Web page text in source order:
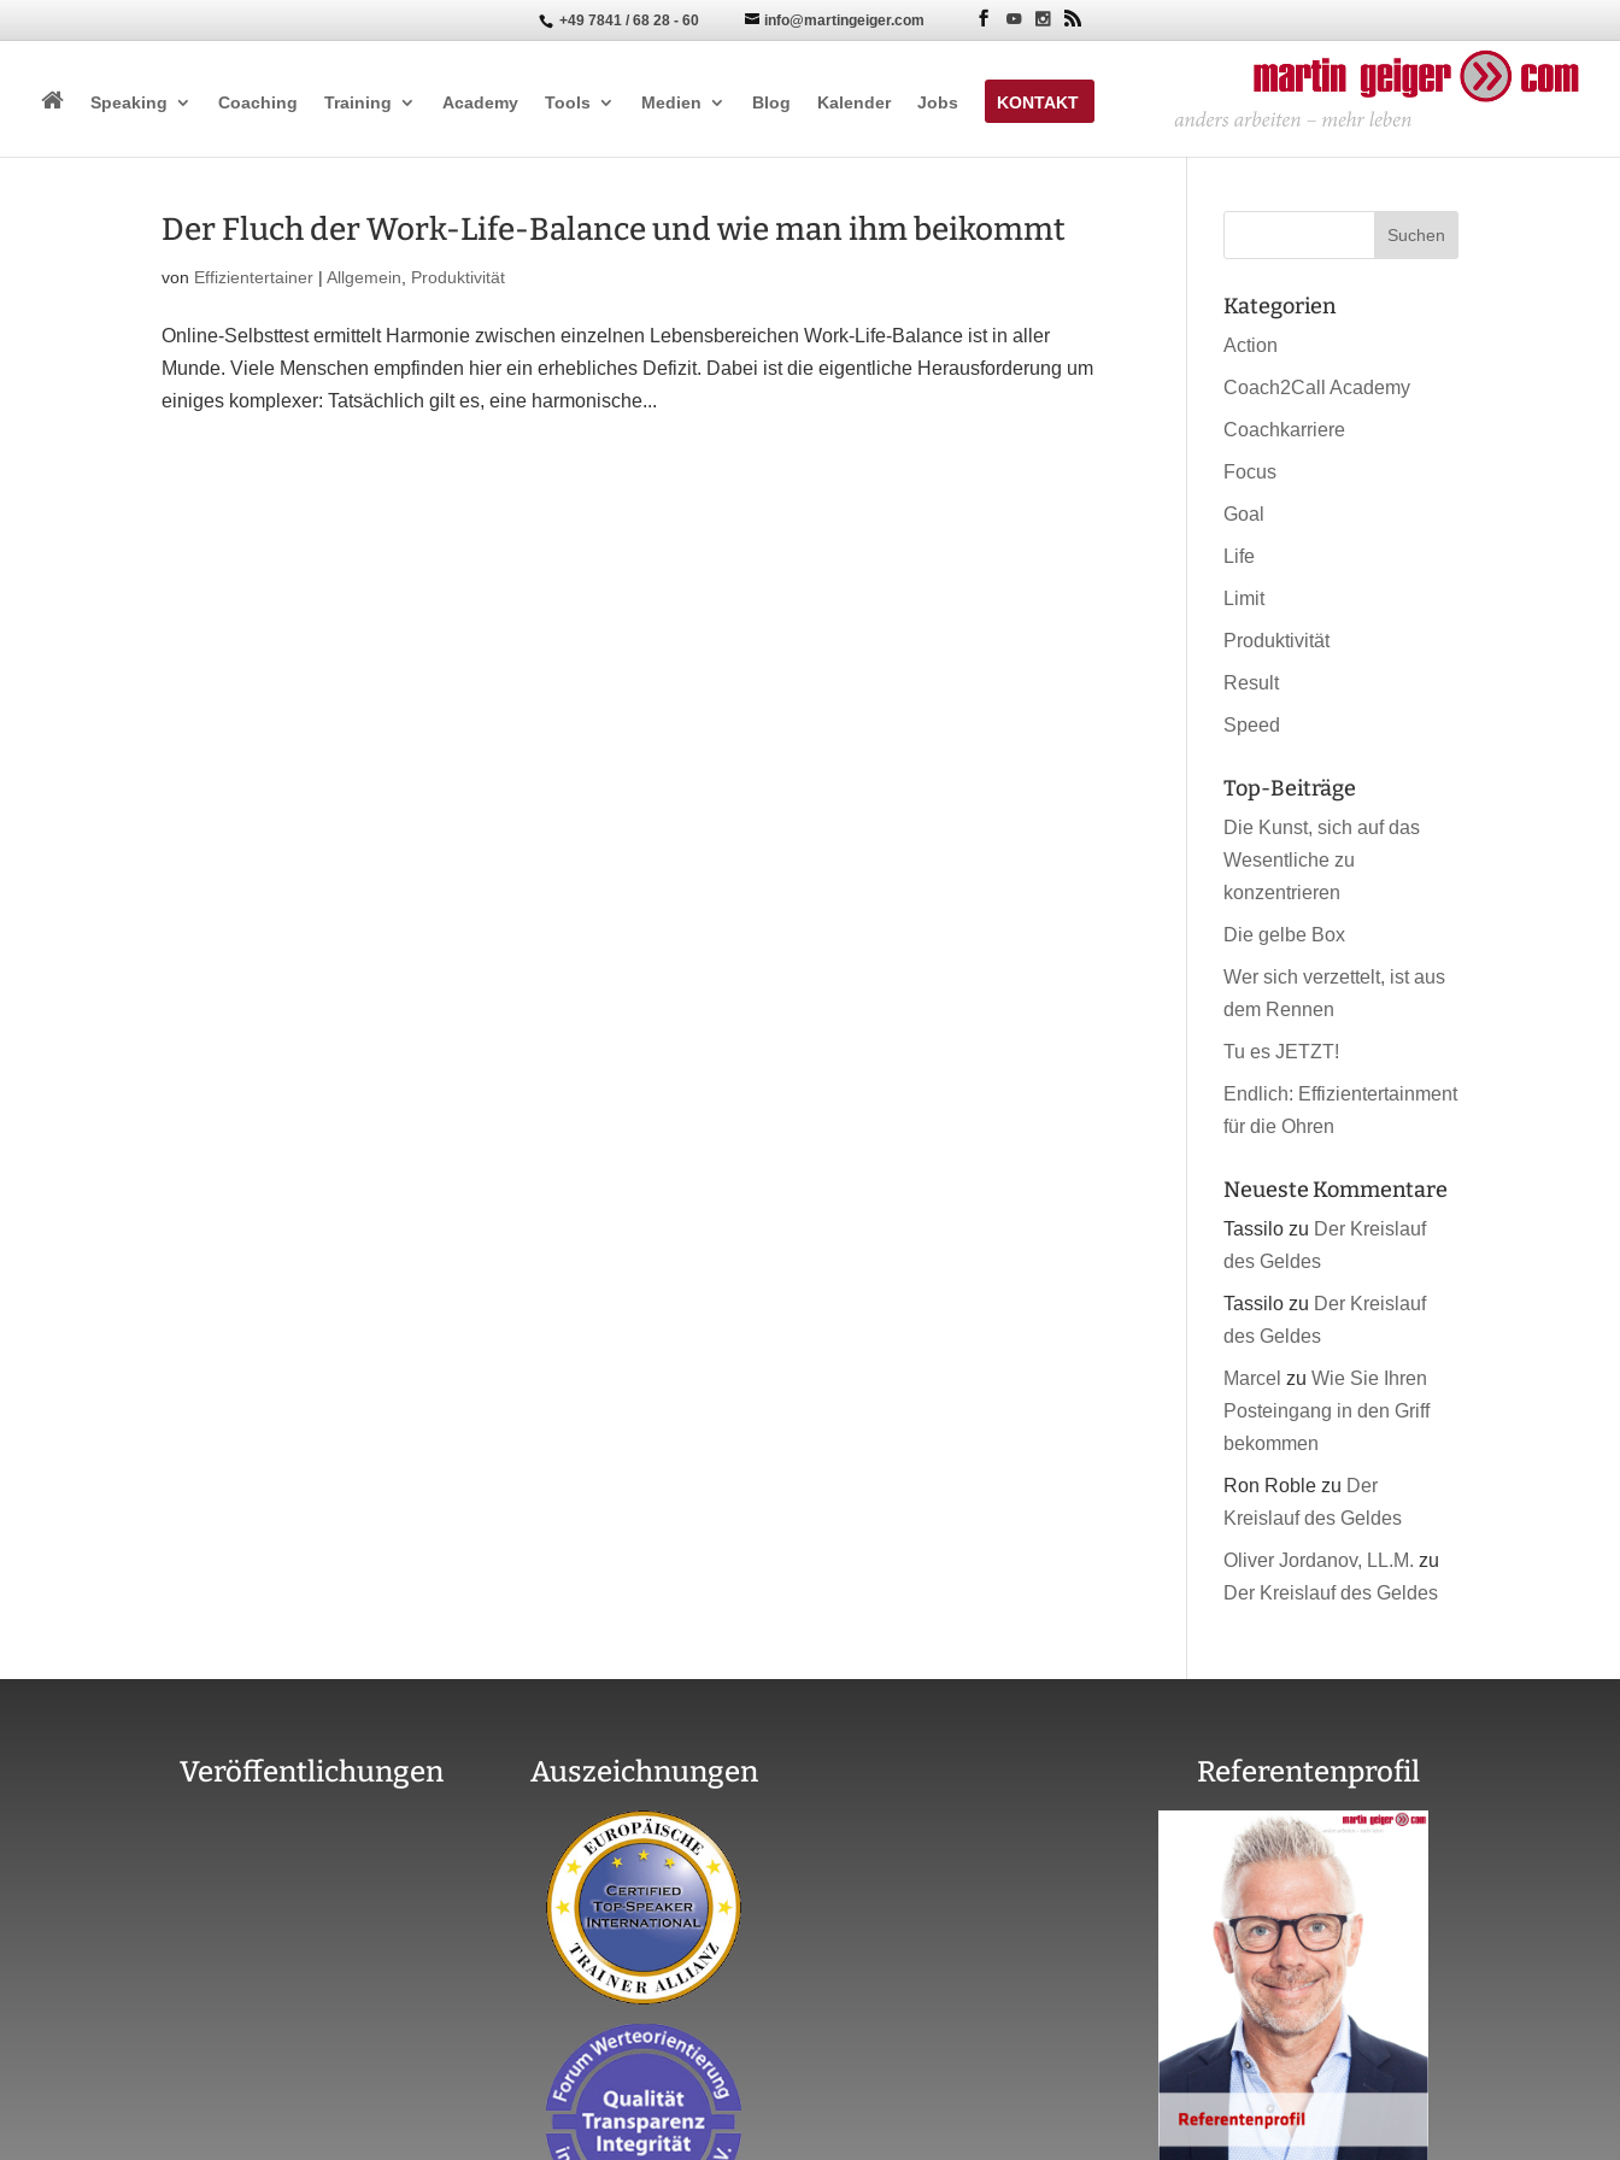
+49 7841 / 68 28 - 60 info@martingeiger.com  
Speaking Coaching Training Academy Tools Medien Blog Kalender Jobs KONTAKT
Der Fluch der Work-Life-Balance und wie man ihm beikommt
von Effizientertainer |Allgemein Produktivität
Online-Selbsttest ermittelt Harmonie zwischen einzelnen Lebensbereichen Work-Life-Balance ist in aller
Munde. Viele Menschen empfinden hier ein erhebliches Defizit. Dabei ist die eigentliche Herausforderung um
einiges komplexer: Tatsächlich gilt es, eine harmonische...
Kategorien
Action
Coach2Call Academy
Coachkarriere
Focus
Goal
Life
Limit
Produktivität
Result
Speed
Top-Beiträge
Die Kunst, sich auf das
Wesentliche zu
konzentrieren
Die gelbe Box
Wer sich verzettelt, ist aus
dem Rennen
Tu es JETZT!
Endlich: Effizientertainment
für die Ohren
Neueste Kommentare
Tassilo zu Der Kreislauf
des Geldes
Tassilo zu Der Kreislauf
des Geldes
Marcel zuWie Sie Ihren
Posteingang in den Griff
bekommen
Ron Roble zu Der
Kreislauf des Geldes
Oliver Jordanov, LL.M. zu
Der Kreislauf des Geldes
Veröffentlichungen Auszeichnungen Referentenprofil